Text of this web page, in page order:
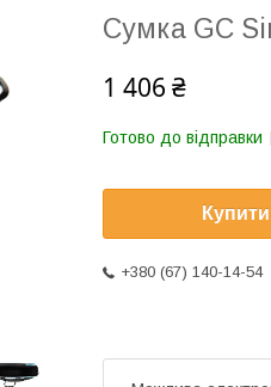
Сумка GC
1 406 ₴
Готово до відправки
Купити
+380 (67) 140-14-54